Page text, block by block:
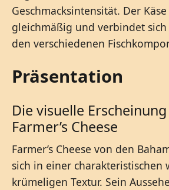
Geschmacksintensität. Der
gleichmäßig und verbindet
den verschiedenen
Präsentation
Die visuelle
Farmer’s Cheese
Farmer’s Cheese von den
sich in einer charakteristischen
krümeligen Textur. Sein